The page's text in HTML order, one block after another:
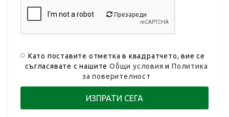
Презареди
Като поставите отметка в квадратчето, вие се
съгласявате с нашитеОбщи условия иПолитика
за поверителност